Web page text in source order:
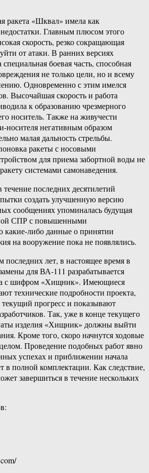
ракета «Шквал» имела как
Главным плюсом этого
скорость, резко сокращающая
от атаки. В ранних версиях
боевая часть, способная
не только цели, но и всему
Одновременно с этим имелся
Высочайшая скорость и работа
к образованию чрезмерного
носитель. Также на живучести
носителя негативным образом
малая дальность стрельбы.
ракеты с носовыми
для приема забортной воды не
системами самонаведения.
последних десятилетий
создать улучшенную версию
сообщениях упоминалась будущая
СПР с повышенными
какие-либо данные о принятии
на вооружение пока не появлялись.
последних лет, в настоящее время в
для ВА-111 разрабатывается
с шифром «Хищник». Имеющиеся
технические подробности проекта,
прогресс и показывают
Так, уже в конце текущего
изделия «Хищник» должны выйти
Кроме того, скоро начнутся ходовые
Проведение подобных работ явно
успехах и приближении начала
в полной комплектации. Как следствие,
завершиться в течение нескольких